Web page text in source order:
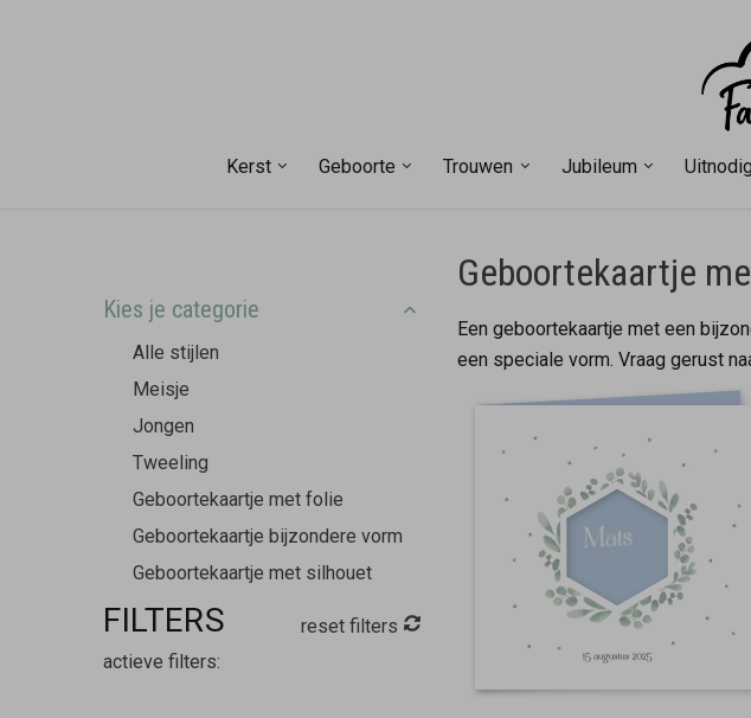
Kerst Geboorte Trouwen Jubileum
Kies je categorie
Alle stijlen
Meisje
Jongen
Tweeling
Geboortekaartje met folie
Geboortekaartje bijzondere vorm
Geboortekaartje met silhouet
FILTERS
reset filters
actieve filters:
Geboortekaartje
Een geboortekaartje met een
een speciale vorm. Vraag gerust